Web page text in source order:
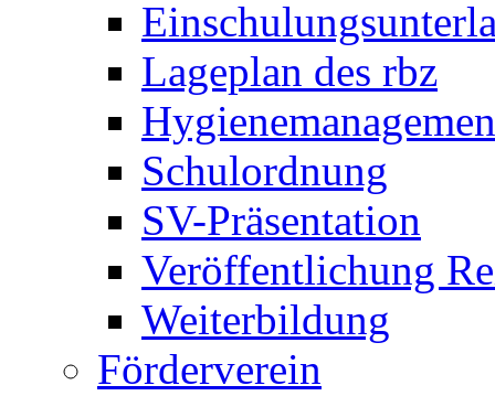
Lageplan des rbz
Schulordnung
SV-Präsentation
Veröffentlichung
Weiterbildung
Förderverein